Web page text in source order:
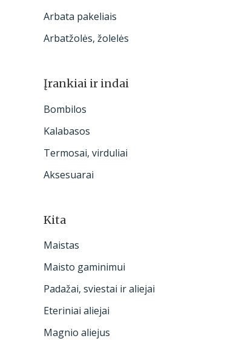
Arbata pakeliais
Arbatžolės, žolelės
Įrankiai ir indai
Bombilos
Kalabasos
Termosai, virduliai
Aksesuarai
Kita
Maistas
Maisto gaminimui
Padažai, sviestai ir aliejai
Eteriniai aliejai
Magnio aliejus